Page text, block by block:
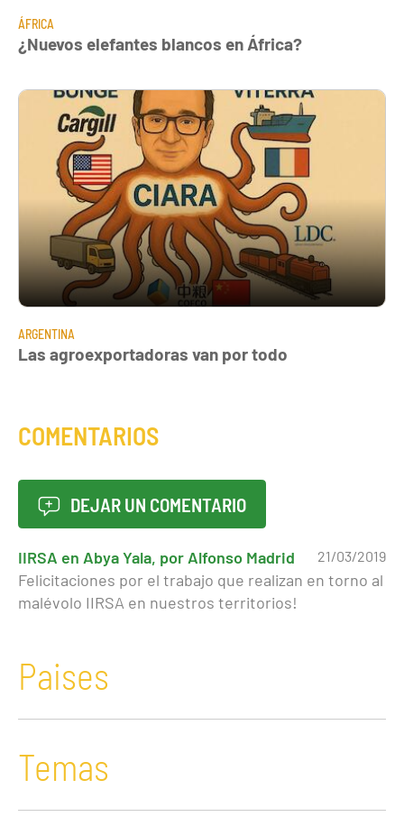
ÁFRICA
¿Nuevos elefantes blancos en África?
ARGENTINA
Las agroexportadoras van por todo
COMENTARIOS
DEJAR UN COMENTARIO
21/03/2019
IIRSA en Abya Yala, por Alfonso Madrid
Felicitaciones por el trabajo que realizan en torno al
malévolo IIRSA en nuestros territorios!
Paises
Temas